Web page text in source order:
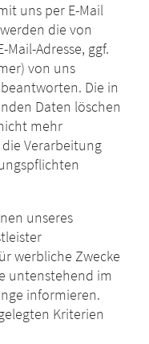
uns per E-Mail
die von
Adresse, ggf.
von uns
Die in
Daten löschen
mehr
Verarbeitung
unseres
werbliche Zwecke
untenstehend im
informieren.
Kriterien